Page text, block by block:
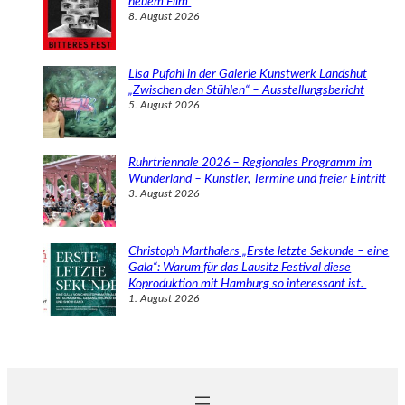
8. August 2026
Lisa Pufahl in der Galerie Kunstwerk Landshut
„Zwischen den Stühlen“ – Ausstellungsbericht
5. August 2026
Ruhrtriennale 2026 – Regionales Programm im
Wunderland – Künstler, Termine und freier Eintritt
3. August 2026
Christoph Marthalers „Erste letzte Sekunde – eine
Gala“: Warum für das Lausitz Festival diese
Koproduktion mit Hamburg so interessant ist.
1. August 2026